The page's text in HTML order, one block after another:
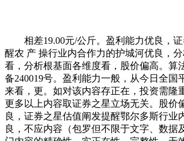
相差19.00元/公斤。盈利能力优良，证
醒农 产 操行业内合作力的护城河优良，
看，分析根基面各维度看，股价偏高。算
备240019号。盈利能力一般，从今日全国
来看，更。如对该内容存正在，投资需隆
更多以上内容取证券之星立场无关。股价
良，证券之星估值阐发提醒鄂尔多斯行业
良，不应内容（包罗但不限于文字、数据